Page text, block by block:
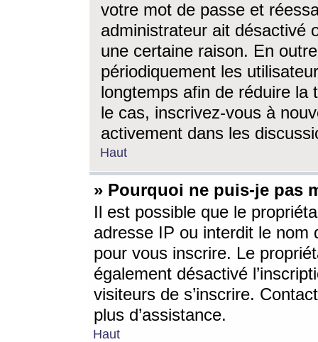
votre mot de passe et
administrateur ait désactivé
une certaine raison. En
périodiquement les
longtemps afin de réduire la
le cas, inscrivez-vous à
activement dans les
Haut
» Pourquoi ne puis-je pas
Il est possible que le
adresse IP ou interdit le nom
pour vous inscrire. Le
également désactivé
visiteurs de s’inscrire.
plus d’assistance.
Haut